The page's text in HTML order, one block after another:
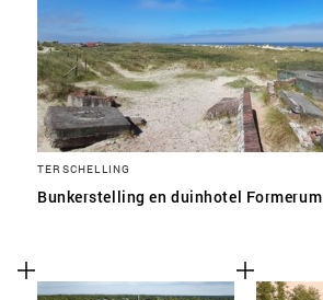
TERSCHELLING
Bunkerstelling en duinhotel Formerum